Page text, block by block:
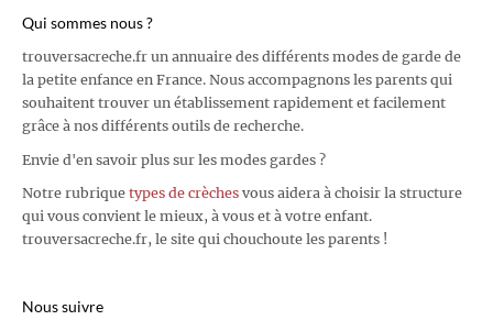
Qui sommes nous ?
trouversacreche.fr un annuaire des différents modes de garde de
la petite enfance en France. Nous accompagnons les parents qui
souhaitent trouver un établissement rapidement et facilement
grâce à nos différents outils de recherche.
Envie d'en savoir plus sur les modes gardes ?
Notre rubrique types de crèches vous aidera à choisir la structure
qui vous convient le mieux, à vous et à votre enfant.
trouversacreche.fr, le site qui chouchoute les parents !
Nous suivre